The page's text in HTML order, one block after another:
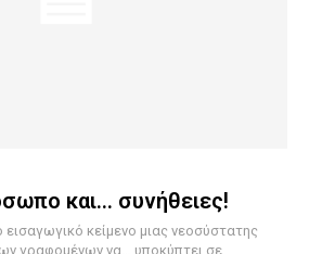
και… συνήθειες!
κείμενο μιας νεοσύστατης
γραφομένων να… υποκύπτει σε